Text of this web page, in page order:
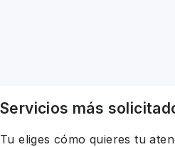
Servicios más
Tu eliges cómo quieres tu